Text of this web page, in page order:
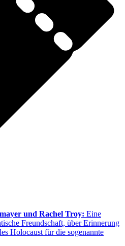
und Rachel Troy: Eine
Freundschaft, über Erinnerung
Holocaust für die sogenannte